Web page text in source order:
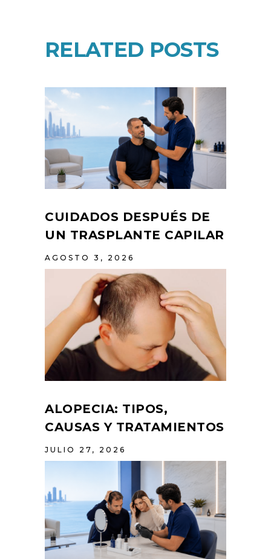
RELATED POSTS
CUIDADOS DESPUÉS DE
UN TRASPLANTE CAPILAR
AGOSTO 3, 2026
ALOPECIA: TIPOS,
CAUSAS Y TRATAMIENTOS
JULIO 27, 2026